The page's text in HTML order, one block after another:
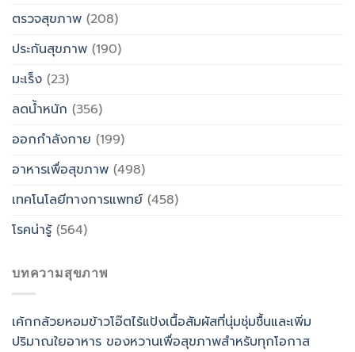
ตรวจสุขภาพ (208)
ประกันสุขภาพ (190)
มะเร็ง (23)
ลดน้ำหนัก (356)
ออกกำลังกาย (199)
อาหารเพื่อสุขภาพ (498)
เทคโนโลยีทางการแพทย์ (458)
โรคน่ารู้(564)
บทความสุขภาพ
เค้กกล้วยหอมข้าวโอ๊ตไร้แป้งเนื้อสัมผัสที่นุ่มชุ่มชื้นและเพิ่ม
ปริมาณใยอาหาร ของหวานเพื่อสุขภาพสำหรับทุกโอกาส